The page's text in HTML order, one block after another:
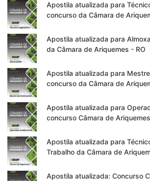
Apostila atualizada para
concurso da Câmara de
Apostila atualizada para
da Câmara de Ariquemes - RO
Apostila atualizada para
concurso da Câmara de
Apostila atualizada para
concurso Câmara de Ariquemes
Apostila atualizada para
Trabalho da Câmara de
Apostila atualizada: Concurso